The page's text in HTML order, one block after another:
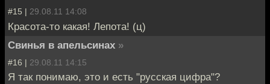
#15 | 29.08.11 14:08
Красота-то какая! Лепота! (ц)
Свинья в апельсинах »
#16 | 29.08.11 14:15
Я так понимаю, это и есть "русская цифра"?